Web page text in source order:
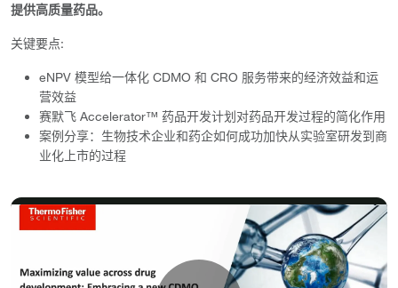
提供高质量药品。
关键要点:
eNPV 模型给一体化 CDMO 和 CRO 服务带来的经济效益和运
营效益
赛默飞 Accelerator™ 药品开发计划对药品开发过程的简化作用
案例分享：生物技术企业和药企如何成功加快从实验室研发到商
业化上市的过程